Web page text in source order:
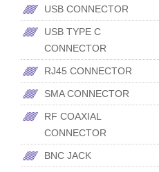
USB CONNECTOR
USB TYPE C
CONNECTOR
RJ45 CONNECTOR
SMA CONNECTOR
RF COAXIAL
CONNECTOR
BNC JACK